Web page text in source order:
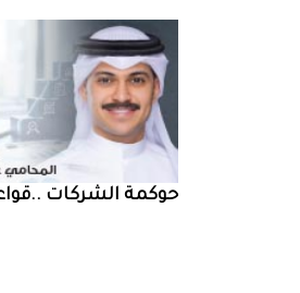
حوكمة‭ ‬الشركات‭.. ‬قواعد‭ ...